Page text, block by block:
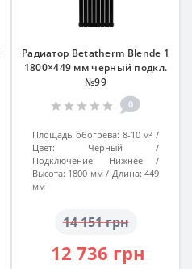
Радиатор Betatherm Blende 1
1800×449 мм черный подкл.
№99
0
Площадь обогрева: 8-10 м²
Цвет:
Черный
Подключение:
Нижнее
Высота: 1800 мм Длина: 449
мм
14 151 грн
12 736 грн